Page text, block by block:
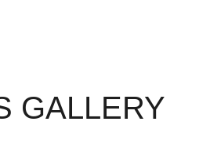
GALLERY